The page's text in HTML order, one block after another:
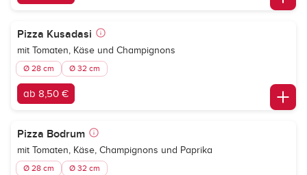
Pizza Kusadasi
mit Tomaten, Käse und Champignons
Ø 28 cm Ø 32 cm
ab 8,50 €
Pizza Bodrum
mit Tomaten, Käse, Champignons und Paprika
Ø 28 cm Ø 32 cm